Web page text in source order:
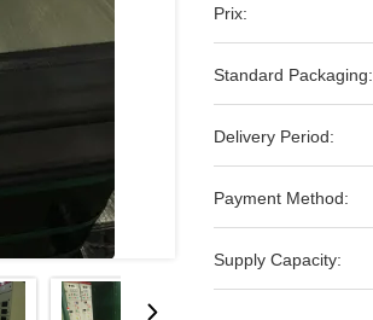
Prix:
Standard Packaging:
Delivery Period:
Payment Method:
Supply Capacity: